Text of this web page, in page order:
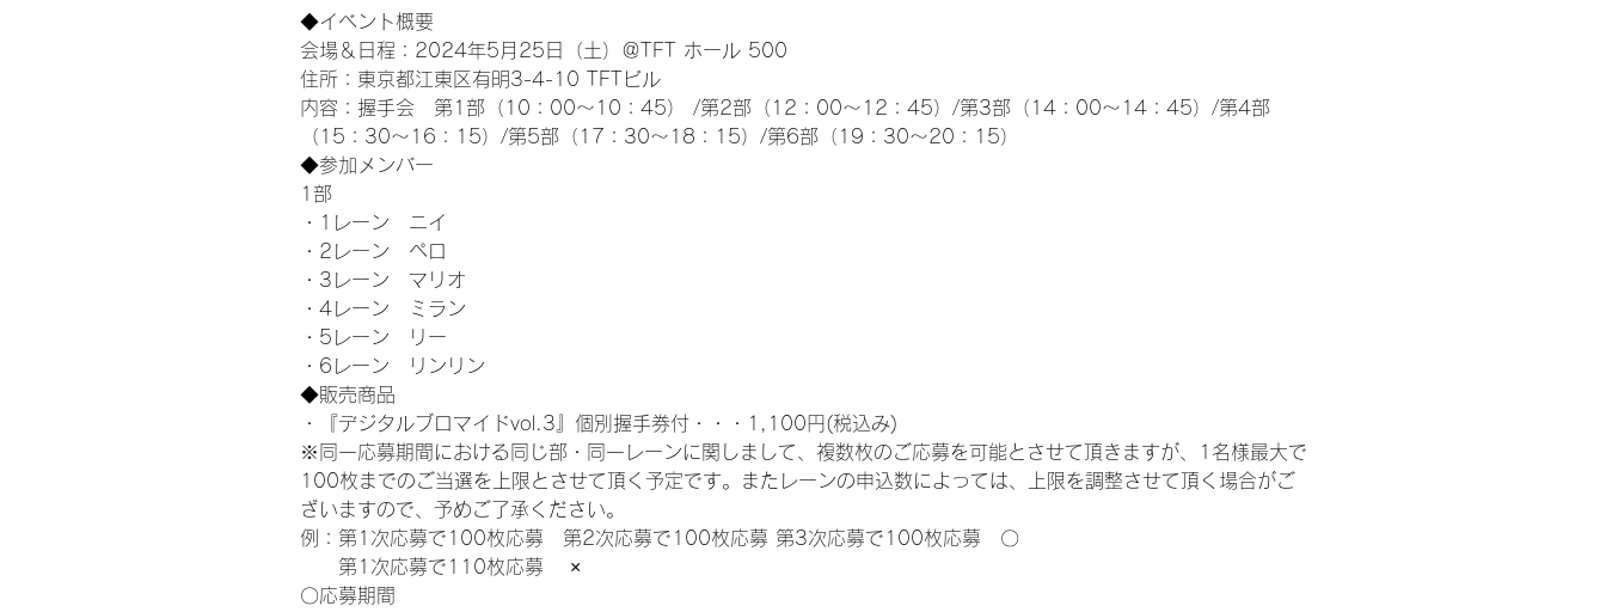
◆イベント概要
会場＆日程：2024年5月25日（土）＠TFT ホール 500
住所：東京都江東区有明3-4-10 TFTビル
内容：握手会　第1部（10：00～10：45） /第2部（12：00～12：45）/第3部（14：00～14：45）/第4部
（15：30～16：15）/第5部（17：30～18：15）/第6部（19：30～20：15）
◆参加メンバー
1部
・1レーン　ニイ
・2レーン　ペロ
・3レーン　マリオ
・4レーン　ミラン
・5レーン　リー
・6レーン　リンリン
◆販売商品
・『デジタルブロマイドvol.3』個別握手券付・・・1,100円(税込み)
※同一応募期間における同じ部・同一レーンに関しまして、複数枚のご応募を可能とさせて頂きますが、1名様最大で
100枚までのご当選を上限とさせて頂く予定です。またレーンの申込数によっては、上限を調整させて頂く場合がご
ざいますので、予めご了承ください。
例：第1次応募で100枚応募　第2次応募で100枚応募 第3次応募で100枚応募　〇
第1次応募で110枚応募　 ×
〇応募期間